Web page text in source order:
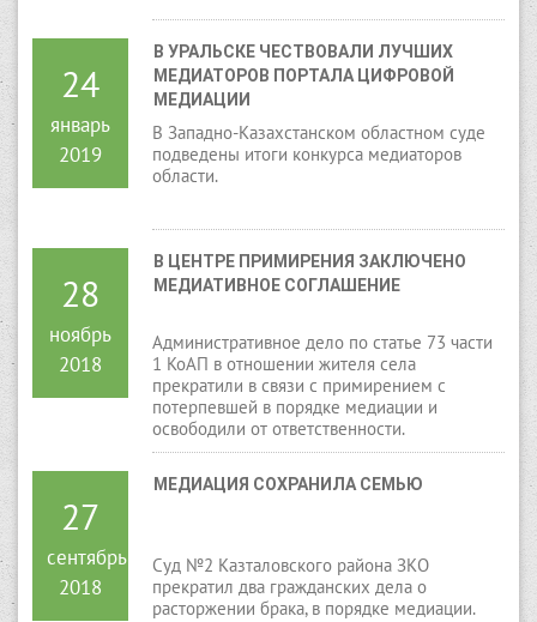
24
январь
2019
В УРАЛЬСКЕ ЧЕСТВОВАЛИ ЛУЧШИХ
МЕДИАТОРОВ ПОРТАЛА ЦИФРОВОЙ
МЕДИАЦИИ
В Западно-Казахстанском областном суде
подведены итоги конкурса медиаторов
области.
28
ноябрь
2018
В ЦЕНТРЕ ПРИМИРЕНИЯ ЗАКЛЮЧЕНО
МЕДИАТИВНОЕ СОГЛАШЕНИЕ
Административное дело по статье 73 части
1 КоАП в отношении жителя села
прекратили в связи с примирением с
потерпевшей в порядке медиации и
освободили от ответственности.
27
сентябрь
2018
МЕДИАЦИЯ СОХРАНИЛА СЕМЬЮ
Суд №2 Казталовского района ЗКО
прекратил два гражданских дела о
расторжении брака, в порядке медиации.